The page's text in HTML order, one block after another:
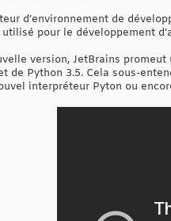
d’environnement de
utilisé pour le développement
version, JetBrains
de Python 3.5. Cela sous-
interpréteur Pyton ou